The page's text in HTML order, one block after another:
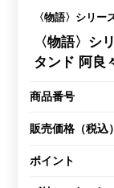
〈物語〉シリー
〈物語〉シ
タンド 阿良
商品番号
販売価格（税込）
ポイント